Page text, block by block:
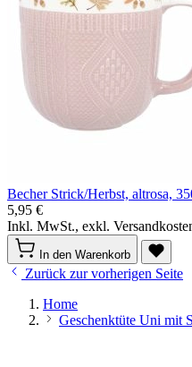
Becher Strick/Herbst, altrosa,
5,95 €
Inkl. MwSt., exkl.
In den Warenkorb
Zurück zur vorherigen Seite
Home
Geschenktüte Uni mit